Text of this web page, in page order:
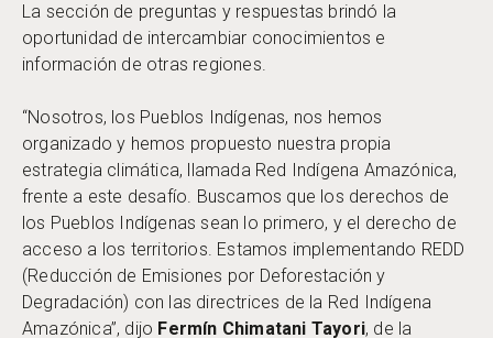
La sección de preguntas y respuestas brindó la
oportunidad de intercambiar conocimientos e
información de otras regiones.
“Nosotros, los Pueblos Indígenas, nos hemos
organizado y hemos propuesto nuestra propia
estrategia climática, llamada Red Indígena Amazónica,
frente a este desafío. Buscamos que los derechos de
los Pueblos Indígenas sean lo primero, y el derecho de
acceso a los territorios. Estamos implementando REDD
(Reducción de Emisiones por Deforestación y
Degradación) con las directrices de la Red Indígena
Amazónica”, dijo Fermín Chimatani Tayori, de la